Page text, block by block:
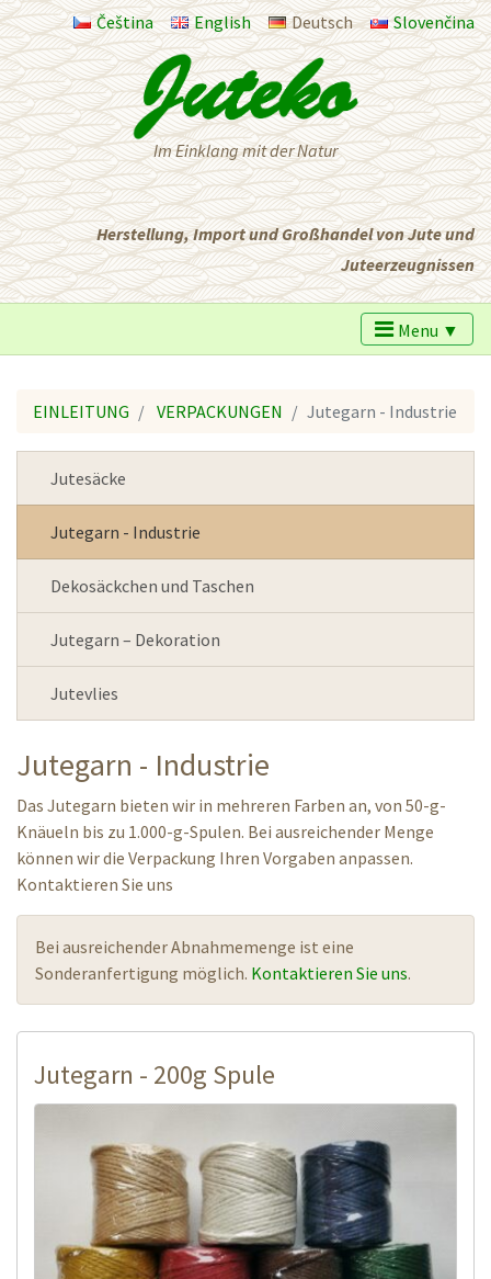
Čeština English Deutsch Slovenčina
Im Einklang mit der Natur
Herstellung, Import und Großhandel von Jute und
Juteerzeugnissen
Menu ▼
EINLEITUNG VERPACKUNGEN Jutegarn - Industrie
Jutesäcke
Jutegarn - Industrie
Dekosäckchen und Taschen
Jutegarn – Dekoration
Jutevlies
Jutegarn - Industrie
Das Jutegarn bieten wir in mehreren Farben an, von 50-g-
Knäueln bis zu 1.000-g-Spulen. Bei ausreichender Menge
können wir die Verpackung Ihren Vorgaben anpassen.
Kontaktieren Sie uns
Bei ausreichender Abnahmemenge ist eine
Sonderanfertigung möglich. Kontaktieren Sie uns.
Jutegarn - 200g Spule